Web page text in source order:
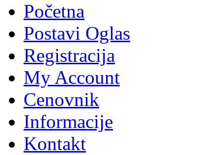
Početna
Postavi Oglas
Registracija
My Account
Cenovnik
Informacije
Kontakt